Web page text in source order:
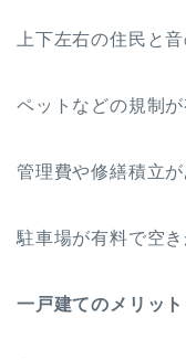
上下左右の住民と
ペットなどの規制
管理費や修繕積立が
駐車場が有料で空
一戸建てのメリット